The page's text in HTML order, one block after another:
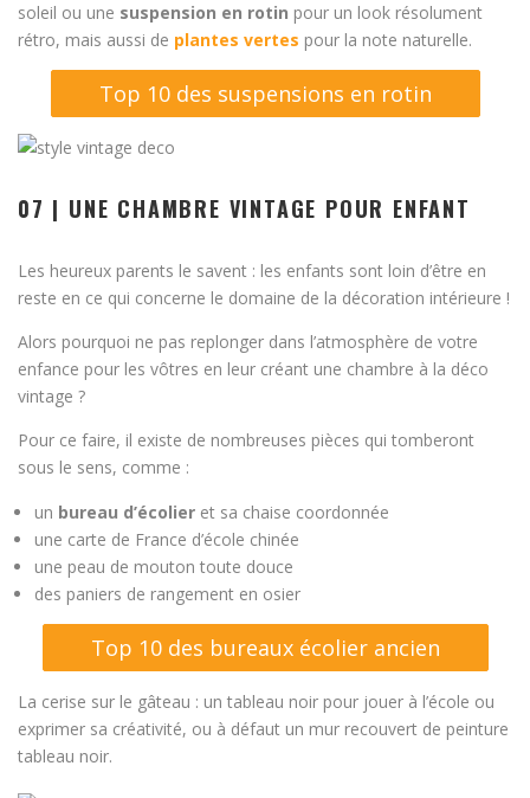
soleil ou une suspension en rotin pour un look résolument
rétro, mais aussi de plantes vertes pour la note naturelle.
Top 10 des suspensions en rotin
07 | UNE CHAMBRE VINTAGE POUR ENFANT
Les heureux parents le savent : les enfants sont loin d’être en
reste en ce qui concerne le domaine de la décoration intérieure !
Alors pourquoi ne pas replonger dans l’atmosphère de votre
enfance pour les vôtres en leur créant une chambre à la déco
vintage ?
Pour ce faire, il existe de nombreuses pièces qui tomberont
sous le sens, comme :
un bureau d’écolier et sa chaise coordonnée
une carte de France d’école chinée
une peau de mouton toute douce
des paniers de rangement en osier
Top 10 des bureaux écolier ancien
La cerise sur le gâteau : un tableau noir pour jouer à l’école ou
exprimer sa créativité, ou à défaut un mur recouvert de peinture
tableau noir.